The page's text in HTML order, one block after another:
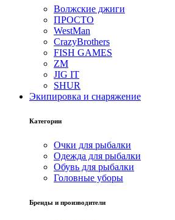
Волжские джиги
ПРОСТО
WestMan
CrazyBrothers
FISH GAMES
ZM
JIG IT
SHUR
Экипировка и снаряжение
Категории
Очки для рыбалки
Одежда для рыбалки
Обувь для рыбалки
Головные уборы
Бренды и производители